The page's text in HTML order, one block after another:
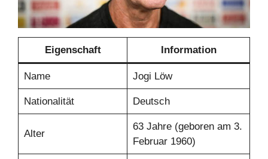
Eigenschaft Information
Name Jogi Löw
Nationalität Deutsch
Alter
63 Jahre (geboren am 3.
Februar 1960)